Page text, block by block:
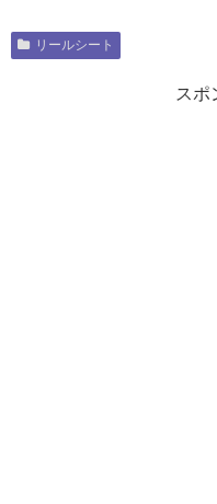
リールシート
スポ